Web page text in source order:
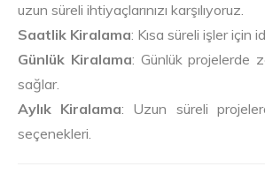
uzun süreli ihtiyaçlarınızı karşılıyoruz.
Saatlik Kiralama: Kısa süreli işler için
Günlük Kiralama: Günlük projelerde
sağlar.
Aylık Kiralama: Uzun süreli
seçenekleri.